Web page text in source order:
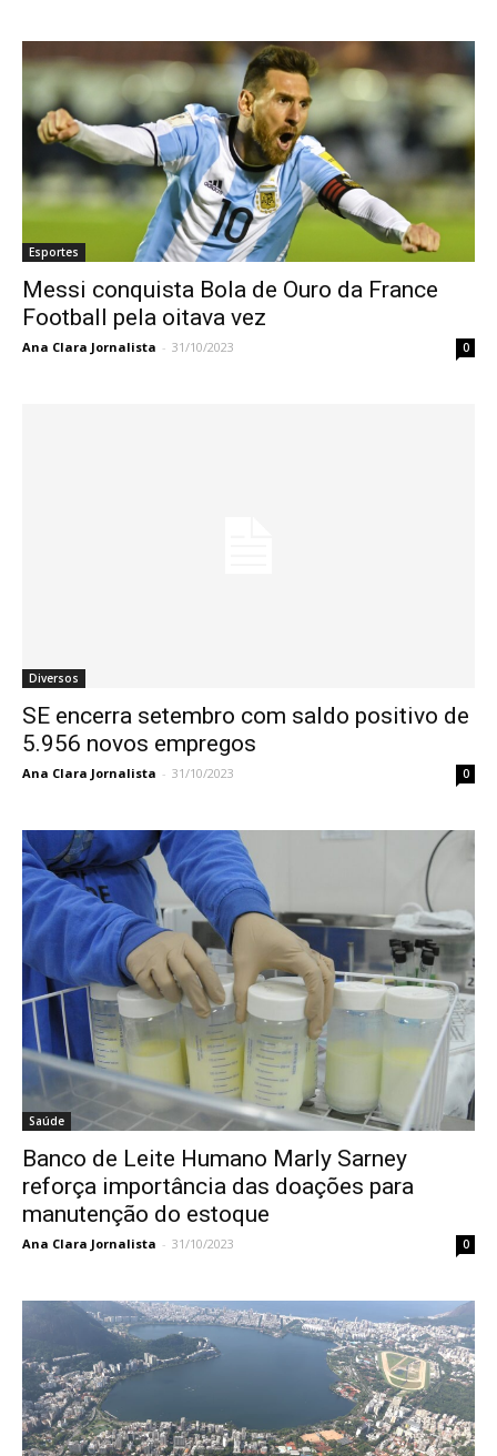
Esportes
Messi conquista Bola de Ouro da France
Football pela oitava vez
Ana Clara Jornalista - 31/10/2023 0
Diversos
SE encerra setembro com saldo positivo de
5.956 novos empregos
Ana Clara Jornalista - 31/10/2023 0
Saúde
Banco de Leite Humano Marly Sarney
reforça importância das doações para
manutenção do estoque
Ana Clara Jornalista - 31/10/2023 0